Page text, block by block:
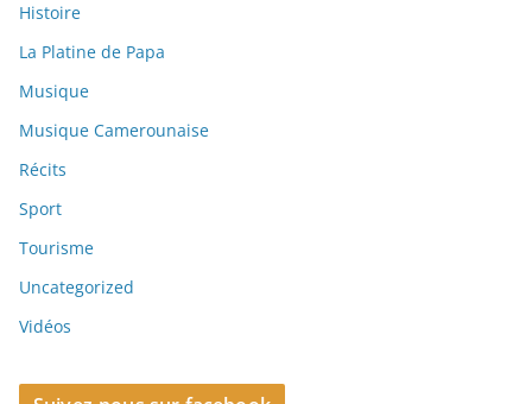
Histoire
La Platine de Papa
Musique
Musique Camerounaise
Récits
Sport
Tourisme
Uncategorized
Vidéos